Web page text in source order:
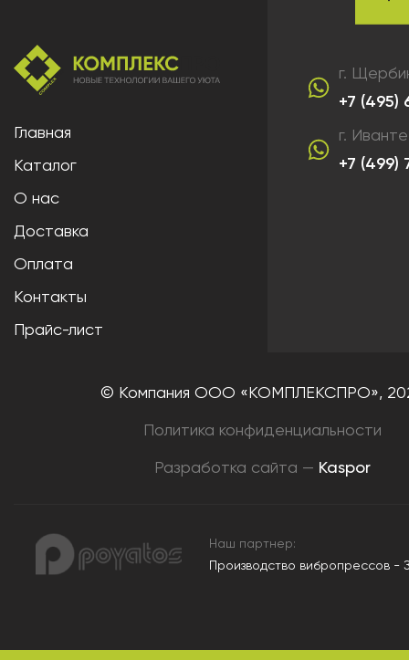
Главная
Каталог
О нас
Доставка
Оплата
Контакты
Прайс-лист
г.
+7 (495)
г.
+7 (499)
© Компания ООО «КОМПЛЕКСПРО»,
Политика конфиденциальности
Разработка сайта — Kaspor
Наш партнер:
Производство вибропрессов -